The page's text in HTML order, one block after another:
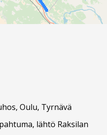
Oulu, Tyrnävä
lähtö Raksilan